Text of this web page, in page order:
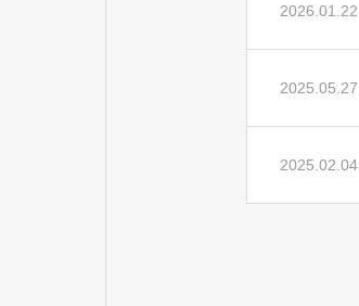
2026.01.22
2025.05.27
2025.02.04